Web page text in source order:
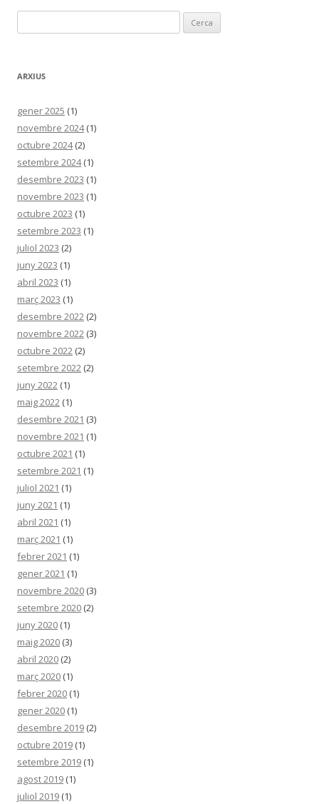
ARXIUS
gener 2025 (1)
novembre 2024(1)
octubre 2024(2)
setembre 2024(1)
desembre 2023 (1)
novembre 2023 (1)
octubre 2023 (1)
setembre 2023 (1)
juliol 2023 (2)
juny 2023 (1)
abril 2023 (1)
març 2023 (1)
desembre 2022 (2)
novembre 2022 (3)
octubre 2022 (2)
setembre 2022 (2)
juny 2022 (1)
maig 2022 (1)
desembre 2021 (3)
novembre 2021 (1)
octubre 2021 (1)
setembre 2021 (1)
juliol 2021 (1)
juny 2021 (1)
abril 2021 (1)
març 2021 (1)
febrer 2021 (1)
gener 2021 (1)
novembre 2020 (3)
setembre 2020 (2)
juny 2020 (1)
maig 2020 (3)
abril 2020 (2)
març 2020 (1)
febrer 2020 (1)
gener 2020 (1)
desembre 2019 (2)
octubre 2019 (1)
setembre 2019 (1)
agost 2019 (1)
juliol 2019 (1)